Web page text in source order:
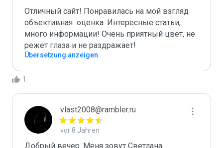
Отличный сайт! Понравилась на мой взгляд
объективная  оценка. Интересные статьи,
много информации! Очень приятный цвет, не
режет глаза и не раздражает!
Übersetzung anzeigen
1
vlast2008@rambler.ru
vor 8 Jahren
Добрый вечер. Меня зовут Светлана.